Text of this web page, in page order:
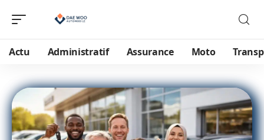
Actu Administratif Assurance Moto